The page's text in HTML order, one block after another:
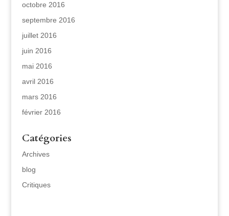
octobre 2016
septembre 2016
juillet 2016
juin 2016
mai 2016
avril 2016
mars 2016
février 2016
Catégories
Archives
blog
Critiques